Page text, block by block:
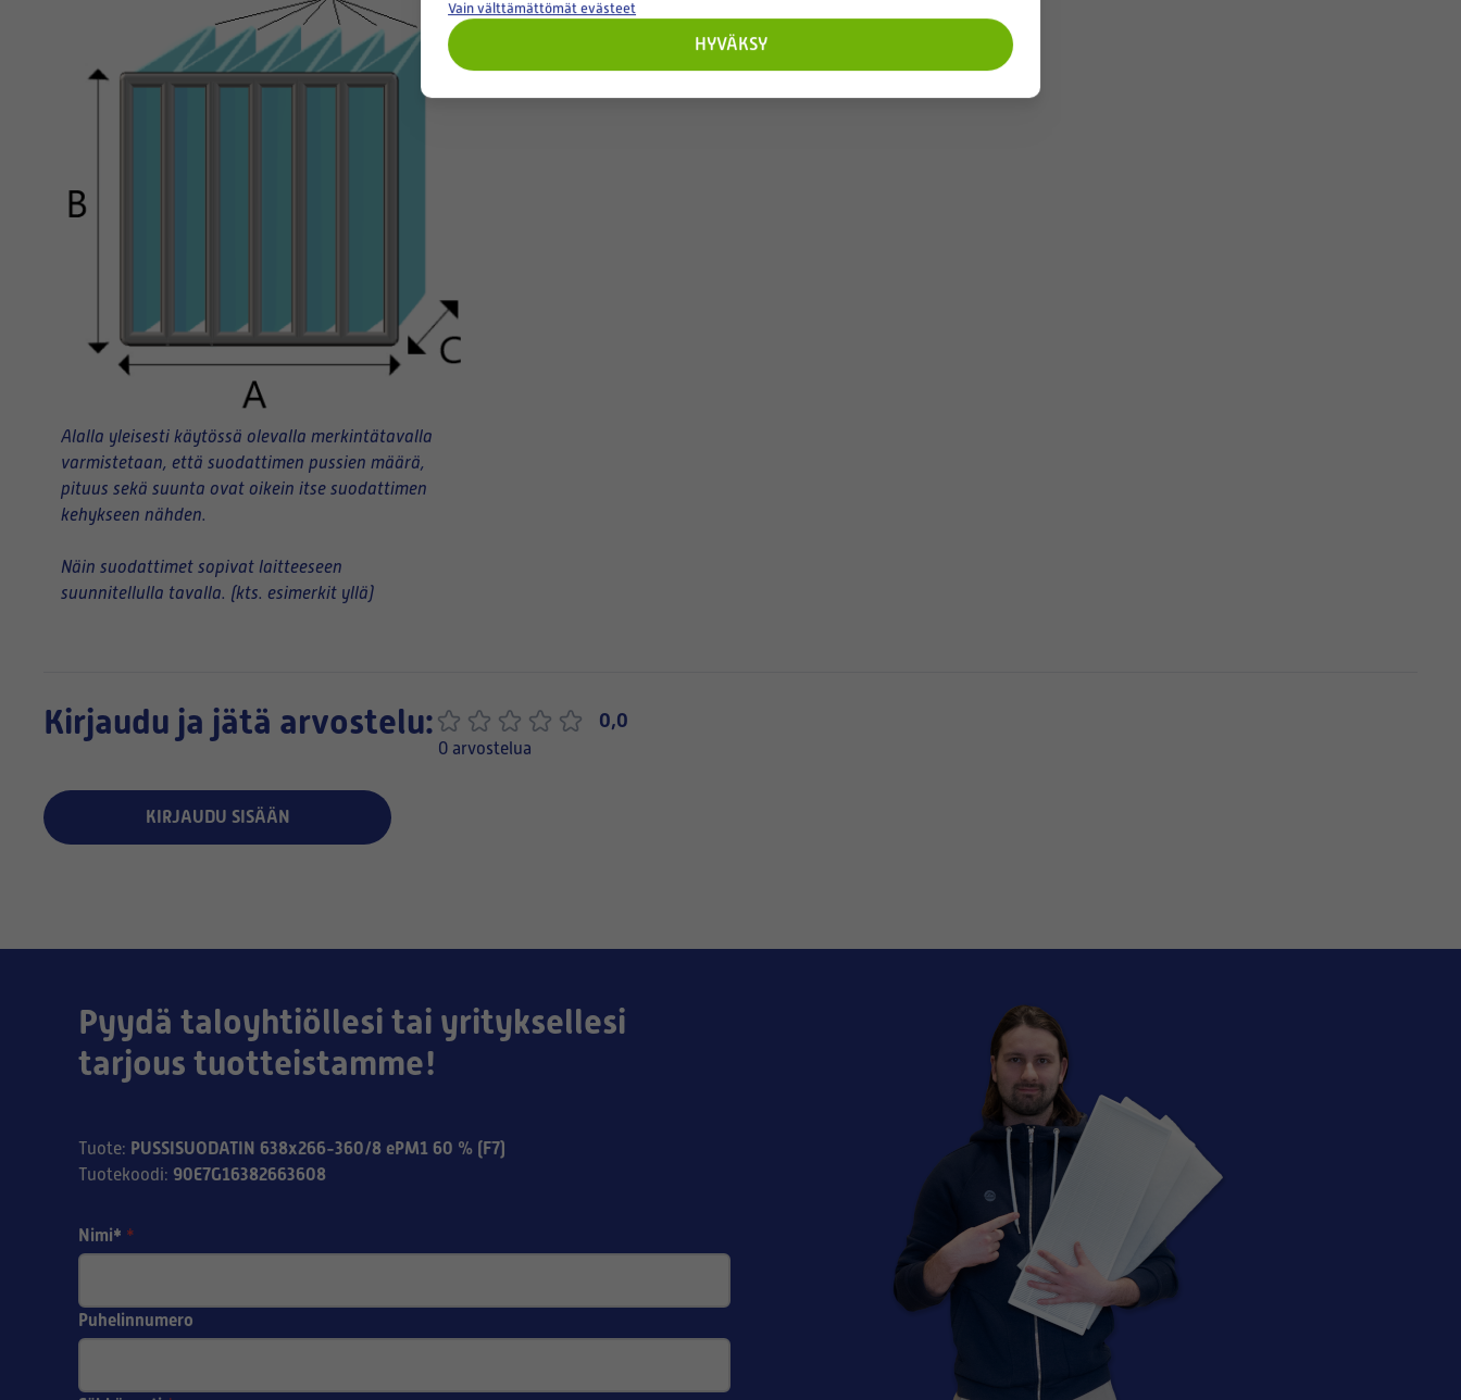
Alalla yleisesti käytössä olevalla merkintätavalla
varmistetaan, että suodattimen pussien määrä,
pituus sekä suunta ovat oikein itse suodattimen
kehykseen nähden.
Näin suodattimet sopivat laitteeseen
suunnitellulla tavalla. (kts. esimerkit yllä)
Kirjaudu ja jätä arvostelu: 0,0
0 arvostelua
KIRJAUDU SISÄÄN
Pyydä taloyhtiöllesi tai yrityksellesi
tarjous tuotteistamme!
Tuote: PUSSISUODATIN 638x266-360/8 ePM1 60 % (F7)
Tuotekoodi: 90E7G16382663608
Nimi* *
Puhelinnumero
Vain välttämättömät evästeet
HYVÄKSY